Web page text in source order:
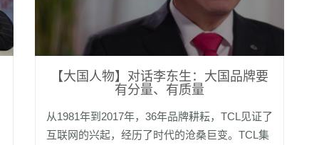
【大国人物】对话李东生：大国品牌要
有分量、有质量
从1981年到2017年，36年品牌耕耘，TCL见证了
互联网的兴起，经历了时代的沧桑巨变。TCL集